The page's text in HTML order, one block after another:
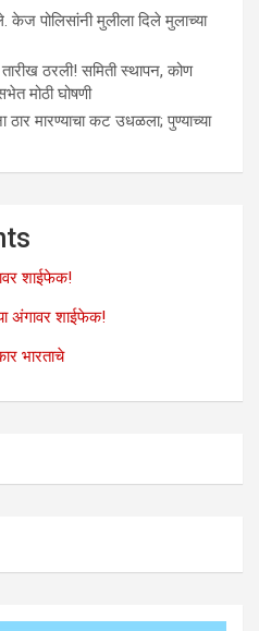
केज पोलिसांनी मुलीला दिले मुलाच्या
तारीख ठरली! समिती स्थापन, कोण
मोठी घोषणी
मारण्‍याचा कट उधळला; पुण्‍याच्‍या
शाईफेक!
अंगावर शाईफेक!
भारताचे